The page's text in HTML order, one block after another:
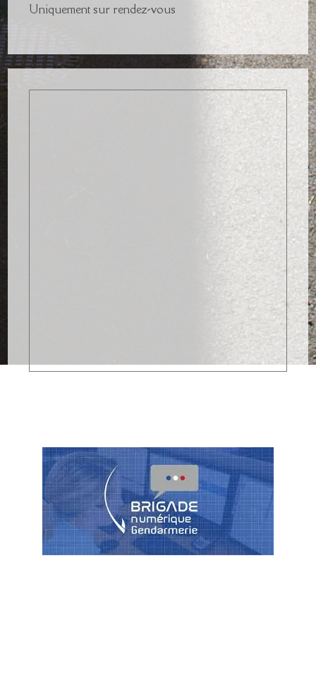
Uniquement sur rendez-vous